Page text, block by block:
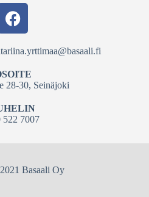
28-30, Seinäjoki
522 7007
Basaali Oy